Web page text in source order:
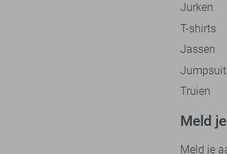
Jurken
T-shirts
Jassen
Truien
Meld
Meld je